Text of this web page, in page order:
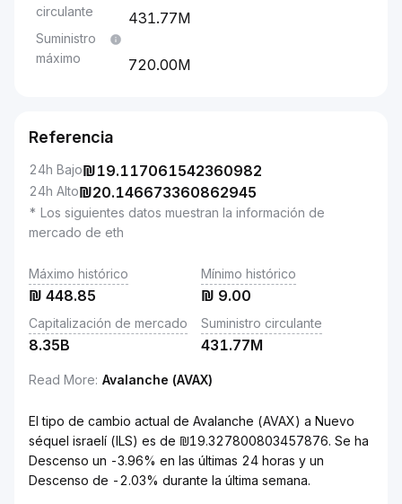
circulante
431.77M
Suministro
máximo
720.00M
Referencia
24h Bajo₪19.117061542360982
24h Alto₪20.146673360862945
* Los siguientes datos muestran la información de
mercado de eth
Máximo histórico
₪ 448.85
Mínimo histórico
₪ 9.00
Capitalización de mercado
8.35B
Suministro circulante
431.77M
Read More: Avalanche (AVAX)
El tipo de cambio actual de Avalanche (AVAX) a Nuevo
séquel israelí (ILS) es de ₪19.327800803457876. Se ha
Descenso un -3.96% en las últimas 24 horas y un
Descenso de -2.03% durante la última semana.